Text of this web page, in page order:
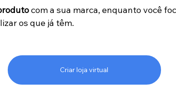
com a sua marca, enquanto você
os que já têm.
Criar loja virtual